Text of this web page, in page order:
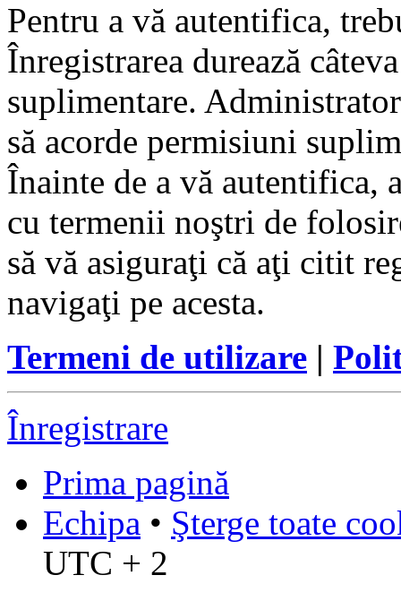
Pentru a vă autentifica,
Înregistrarea durează
suplimentare.
să acorde permisiuni
Înainte de a vă autentifica,
cu termenii noştri de
să vă asiguraţi că aţi citit
navigaţi pe acesta.
Termeni de utilizare |
Înregistrare
Prima pagină
Echipa • Şterge toate
UTC + 2